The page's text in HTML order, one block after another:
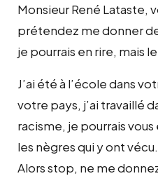
Monsieur René Lataste,
prétendez me donner
je pourrais en rire, mais
J’ai été à l’école dans
votre pays, j’ai travaillé
racisme, je pourrais
les nègres qui y ont vécu.
Alors stop, ne me